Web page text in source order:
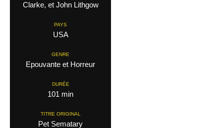
Clarke, et John Lithgow
PAYS
USA
GENRE
Epouvante et Horreur
DURÉE
101 min
TITRE ORIGINAL
Pet Sematary